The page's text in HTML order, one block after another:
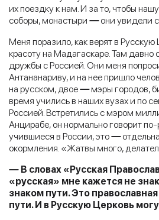
их поездку к нам. И за то, чтобы
соборы, монастыри —они увидели
Меня поразило, как верят в Русскую
красоту на Мадагаскаре. Там давно
дружбы с Россией. Они меня
Антананариву, и на нее пришло
на русском, двое—мэры городов,
время учились в наших вузах и по
Россией. Встретились с мэром
Анцирабе, он нормально говорит
учившиеся в России, это—
окормления. «Жатвы много,
— В словах «Русская
«русская» мне кажется не
знаком пути. Это
пути. И в Русскую Церковь